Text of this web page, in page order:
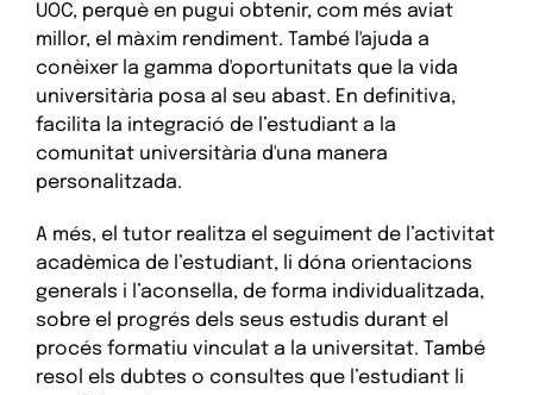
UOC, perquè en pugui obtenir, com més aviat
millor, el màxim rendiment. També l'ajuda a
conèixer la gamma d'oportunitats que la vida
universitària posa al seu abast. En definitiva,
facilita la integració de l’estudiant a la
comunitat universitària d'una manera
personalitzada.
A més, el tutor realitza el seguiment de l’activitat
acadèmica de l’estudiant, li dóna orientacions
generals i l’aconsella, de forma individualitzada,
sobre el progrés dels seus estudis durant el
procés formatiu vinculat a la universitat. També
resol els dubtes o consultes que l’estudiant li